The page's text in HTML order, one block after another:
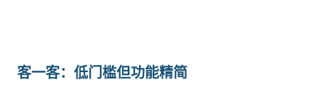
客一客：低门槛但功能精简